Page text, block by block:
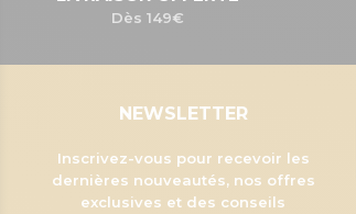
Dès 149€
NEWSLETTER
Inscrivez-vous pour recevoir les
dernières nouveautés, nos offres
exclusives et des conseils